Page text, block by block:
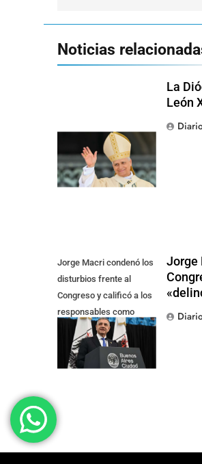
Noticias
La
León
Jorge Macri condenó los
disturbios frente al
Congreso y calificó a los
responsables como
"delincuentes
anarquistas"
Jorge